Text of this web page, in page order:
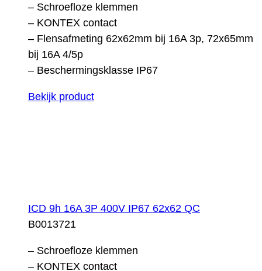
– Schroefloze klemmen
– KONTEX contact
– Flensafmeting 62x62mm bij 16A 3p, 72x65mm
bij 16A 4/5p
– Beschermingsklasse IP67
Bekijk product
ICD 9h 16A 3P 400V IP67 62x62 QC
B0013721
– Schroefloze klemmen
– KONTEX contact